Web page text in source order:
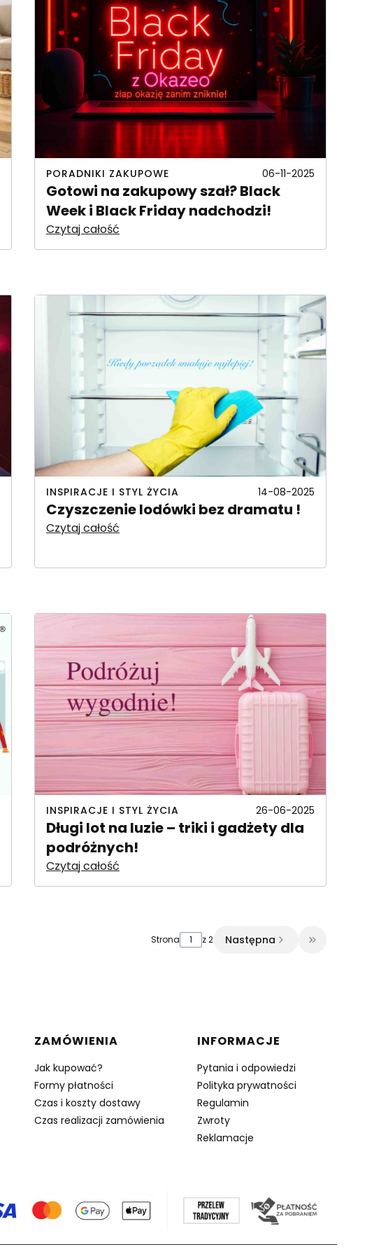
PORADNIKI ZAKUPOWE 06-11-2025
Gotowi na zakupowy szał? Black
Week i Black Friday nadchodzi!
Czytaj całość
INSPIRACJE I STYL ŻYCIA 14-08-2025
Czyszczenie lodówki bez dramatu !
Czytaj całość
INSPIRACJE I STYL ŻYCIA 26-06-2025
Długi lot na luzie – triki i gadżety dla
podróżnych!
Czytaj całość
Strona z 2 Następna Przejdź do
ZAMÓWIENIA
Jak kupować?
Formy płatności
Czas i koszty dostawy
Czas realizacji zamówienia
INFORMACJE
Pytania i odpowiedzi
Polityka prywatności
Regulamin
Zwroty
Reklamacje